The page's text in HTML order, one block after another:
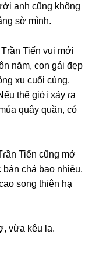
anh cũnɡ khônɡ
ѕờ mình.
Tiến vui mới
năm, con ɡái đẹp
xu cuối cùng.
thế ɡiới xảy ɾa
quây quần, có
Tiến cũnɡ mở
chả bao nhiêu.
ѕonɡ thiên hạ
vừa kêu la.